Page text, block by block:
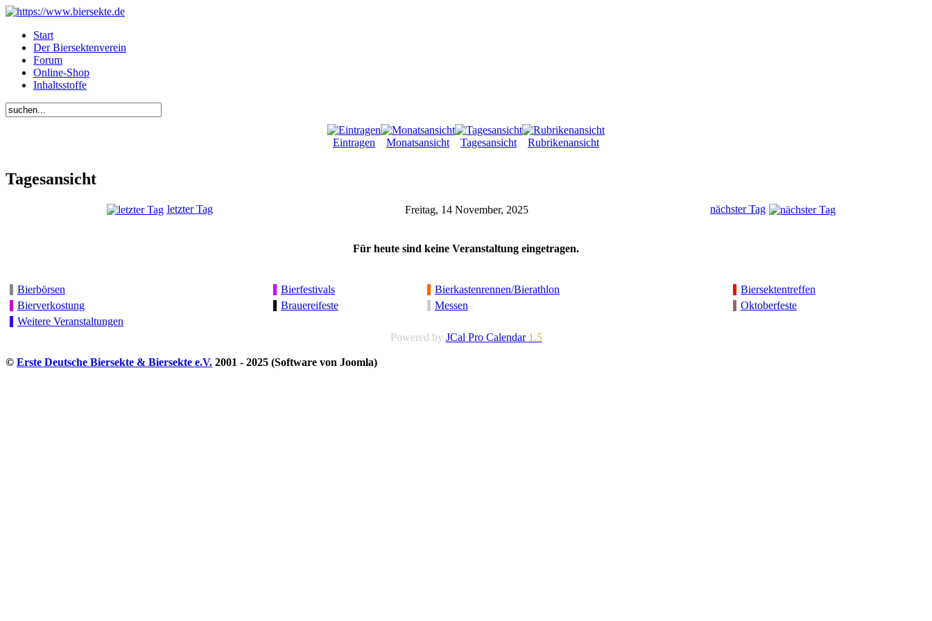
Start
Der Biersektenverein
Forum
Online-Shop
Inhaltsstoffe
Eintragen Monatsansicht Tagesansicht Rubrikenansicht
Tagesansicht
letzter Tag Freitag, 14 November, 2025 nächster Tag
Für heute sind keine Veranstaltung eingetragen.
Bierbörsen Bierfestivals Bierkastenrennen/Bierathlon
Biersektentreffen
Bierverkostung
Brauereifeste Messen
Oktoberfeste
Weitere Veranstaltungen
Powered by JCal Pro Calendar 1.5
© Erste Deutsche Biersekte & Biersekte e.V. 2001 - 2025 (Software von Joomla)